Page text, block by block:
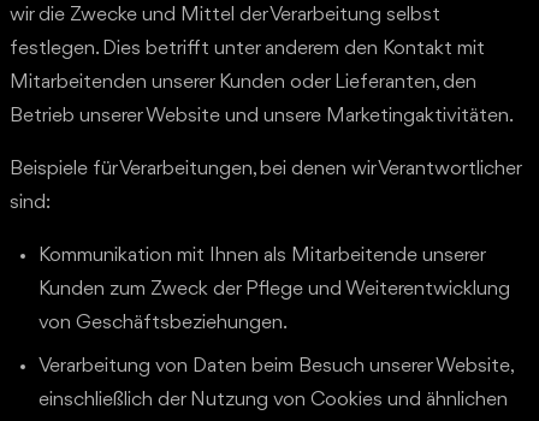
wir die Zwecke und Mittel der Verarbeitung selbst
festlegen. Dies betrifft unter anderem den Kontakt mit
Mitarbeitenden unserer Kunden oder Lieferanten, den
Betrieb unserer Website und unsere Marketingaktivitäten.
Beispiele für Verarbeitungen, bei denen wir Verantwortlicher
sind:
Kommunikation mit Ihnen als Mitarbeitende unserer
Kunden zum Zweck der Pflege und Weiterentwicklung
von Geschäftsbeziehungen.
Verarbeitung von Daten beim Besuch unserer Website,
einschließlich der Nutzung von Cookies und ähnlichen